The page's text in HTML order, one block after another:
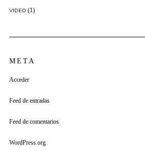
VIDEO (1)
META
Acceder
Feed de entradas
Feed de comentarios
WordPress.org